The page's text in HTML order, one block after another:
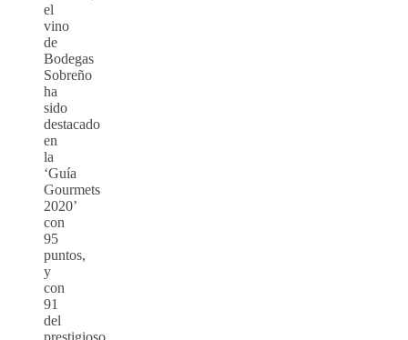
el
vino
de
Bodegas
Sobreño
ha
sido
destacado
en
la
‘Guía
Gourmets
2020’
con
95
puntos,
y
con
91
del